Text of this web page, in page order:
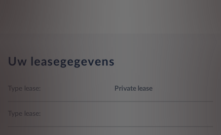
Uw leasegegevens
Type lease: Private lease
Type lease: